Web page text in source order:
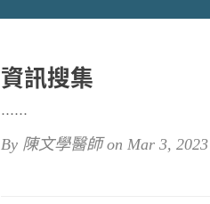
資訊搜集
⋯⋯
By 陳文學醫師 on Mar 3, 2023